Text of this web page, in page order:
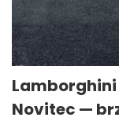
Novitec —